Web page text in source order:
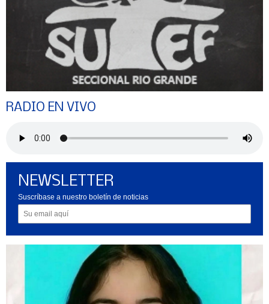
RADIO EN VIVO
NEWSLETTER
Suscríbase a nuestro boletín de noticias